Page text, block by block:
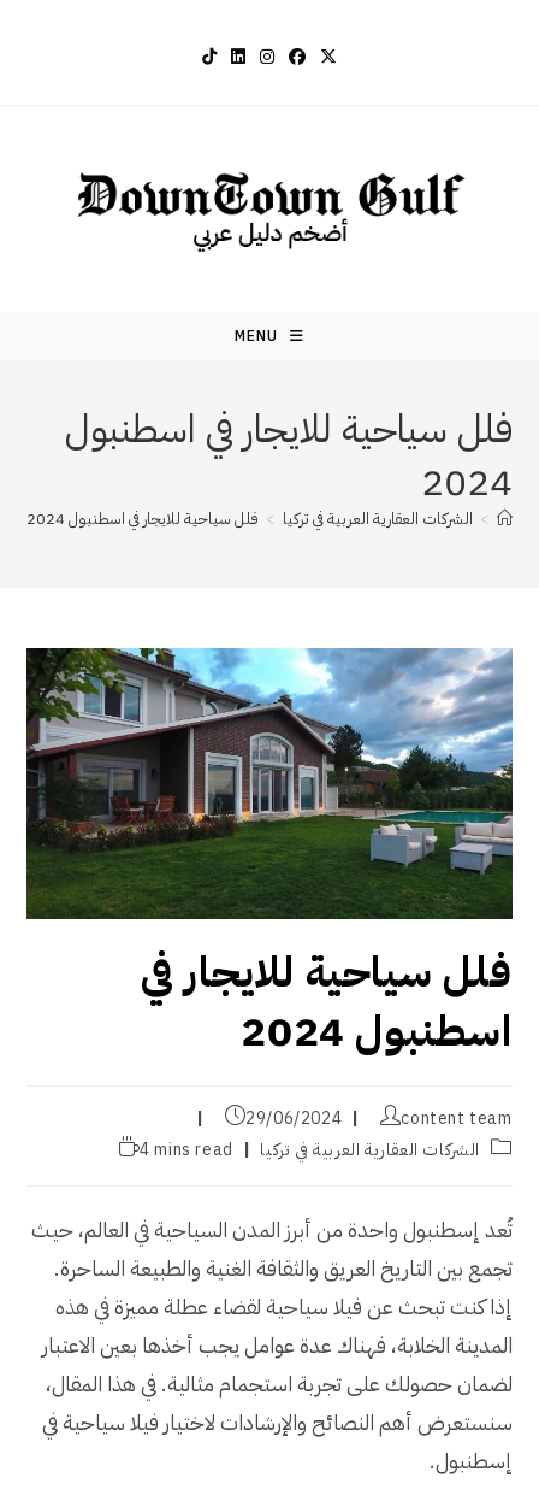
MENU
فلل سياحية للايجار في اسطنبول
2024
> الشركات العقارية العربية في تركيا > فلل سياحية للايجار في اسطنبول 2024
فلل سياحية للايجار في
اسطنبول 2024
Post
author:
content team
Post
published:
29/06/2024
Postالشركات العقارية العربية في تركيا
Reading
4 mins read
تُعد إسطنبول واحدة من أبرز المدن السياحية في العالم، حيث
تجمع بين التاريخ العريق والثقافة الغنية والطبيعة الساحرة.
إذا كنت تبحث عن فيلا سياحية لقضاء عطلة مميزة في هذه
المدينة الخلابة، فهناك عدة عوامل يجب أخذها بعين الاعتبار
لضمان حصولك على تجربة استجمام مثالية. في هذا المقال،
سنستعرض أهم النصائح والإرشادات لاختيار فيلا سياحية في
إسطنبول.